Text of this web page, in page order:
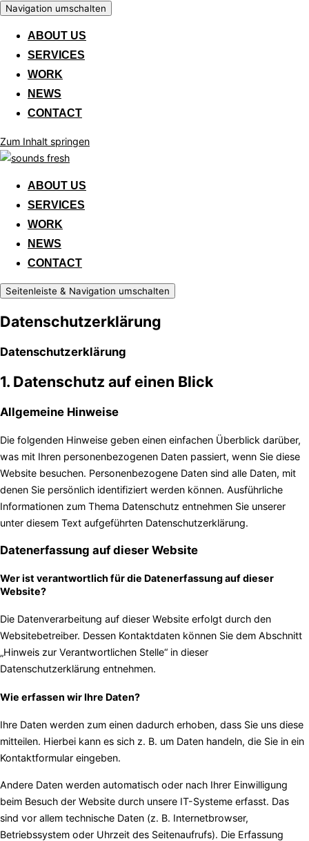
Navigation umschalten
ABOUT US
SERVICES
WORK
NEWS
CONTACT
Zum Inhalt springen
ABOUT US
SERVICES
WORK
NEWS
CONTACT
Seitenleiste & Navigation umschalten
Datenschutzerklärung
Datenschutz­erklärung
1. Datenschutz auf einen Blick
Allgemeine Hinweise
Die folgenden Hinweise geben einen einfachen Überblick darüber,
was mit Ihren personenbezogenen Daten passiert, wenn Sie diese
Website besuchen. Personenbezogene Daten sind alle Daten, mit
denen Sie persönlich identifiziert werden können. Ausführliche
Informationen zum Thema Datenschutz entnehmen Sie unserer
unter diesem Text aufgeführten Datenschutzerklärung.
Datenerfassung auf dieser Website
Wer ist verantwortlich für die Datenerfassung auf dieser
Website?
Die Datenverarbeitung auf dieser Website erfolgt durch den
Websitebetreiber. Dessen Kontaktdaten können Sie dem Abschnitt
„Hinweis zur Verantwortlichen Stelle“ in dieser
Datenschutzerklärung entnehmen.
Wie erfassen wir Ihre Daten?
Ihre Daten werden zum einen dadurch erhoben, dass Sie uns diese
mitteilen. Hierbei kann es sich z. B. um Daten handeln, die Sie in ein
Kontaktformular eingeben.
Andere Daten werden automatisch oder nach Ihrer Einwilligung
beim Besuch der Website durch unsere IT-Systeme erfasst. Das
sind vor allem technische Daten (z. B. Internetbrowser,
Betriebssystem oder Uhrzeit des Seitenaufrufs). Die Erfassung